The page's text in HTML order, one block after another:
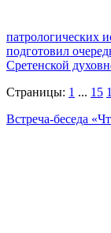
патрологических
подготовил
Сретенской
Страницы: 1 ... 15
Встреча-беседа